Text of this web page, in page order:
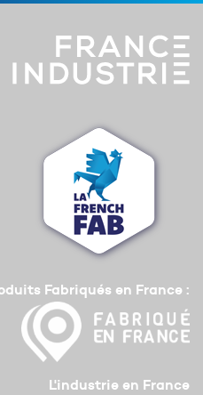
Fabriqués en France :
L'industrie en France